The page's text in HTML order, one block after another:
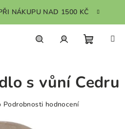
NÁKUPU NAD 1500 KČ
košík
s vůní Cedru
Podrobnosti hodnocení